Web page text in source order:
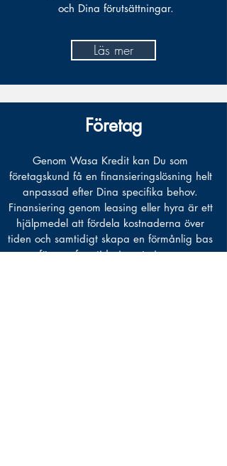
och Dina förutsättningar.
Läs mer
Företag
Genom Wasa Kredit kan Du som
företagskund få en finansieringslösning helt
anpassad efter Dina specifika behov.
Finansiering genom leasing eller hyra är ett
hjälpmedel att fördela kostnaderna över
tiden och samtidigt skapa en förmånlig bas
för nya framtida investeringar.